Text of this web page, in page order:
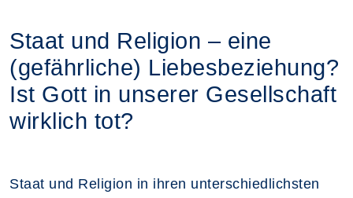
Staat und Religion – eine
(gefährliche) Liebesbeziehung?
Ist Gott in unserer Gesellschaft
wirklich tot?
Staat und Religion in ihren unterschiedlichsten